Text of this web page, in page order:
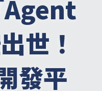
世！
發平